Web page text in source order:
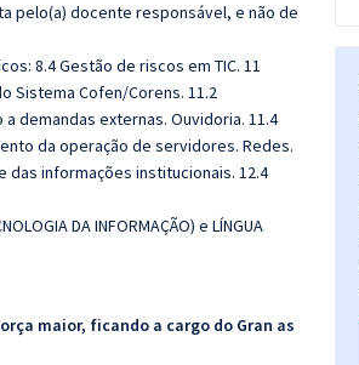
pelo(a) docente responsável, e não de
8.4 Gestão de riscos em TIC. 11
Sistema Cofen/Corens. 11.2
demandas externas. Ouvidoria. 11.4
da operação de servidores. Redes.
das informações institucionais. 12.4
DA INFORMAÇÃO) e LÍNGUA
maior, ficando a cargo do Gran as